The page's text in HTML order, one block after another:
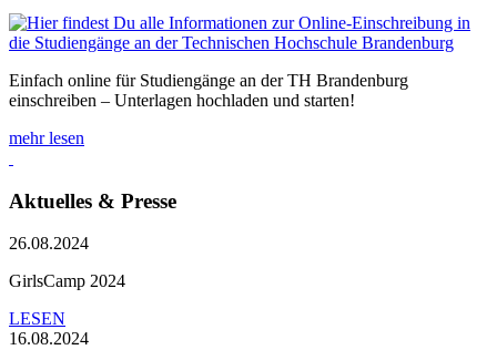
Einfach online für Studiengänge an der TH Brandenburg
einschreiben – Unterlagen hochladen und starten!
mehr lesen
Aktuelles & Presse
26.08.2024
GirlsCamp 2024
LESEN
16.08.2024